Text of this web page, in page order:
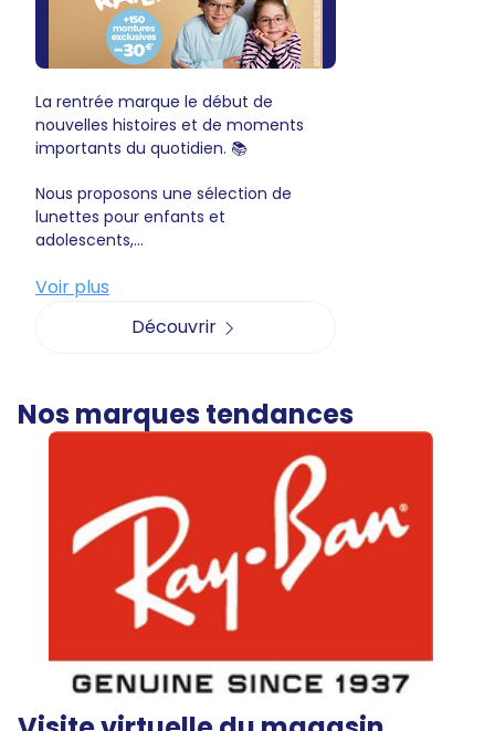
La rentrée marque le début de
nouvelles histoires et de moments
importants du quotidien. 📚
Nous proposons une sélection de
lunettes pour enfants et
adolescents,...
Voir plus
Découvrir
Nos marques tendances